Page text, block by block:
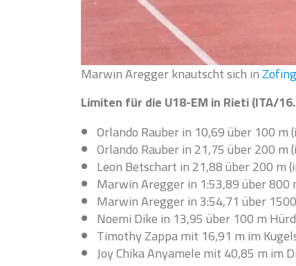
Marwin Aregger knautscht sich in
Limiten für die U18-EM in Rieti (ITA/
Orlando Rauber in 10,69 über 100 m
Orlando Rauber in 21,75 über 200 m
Leon Betschart in 21,88 über 200 m
Marwin Aregger in 1:53,89 über
Marwin Aregger in 3:54,71 über
Noemi Dike in 13,95 über 100 m
Timothy Zappa mit 16,91 m im
Joy Chika Anyamele mit 40,85 m im